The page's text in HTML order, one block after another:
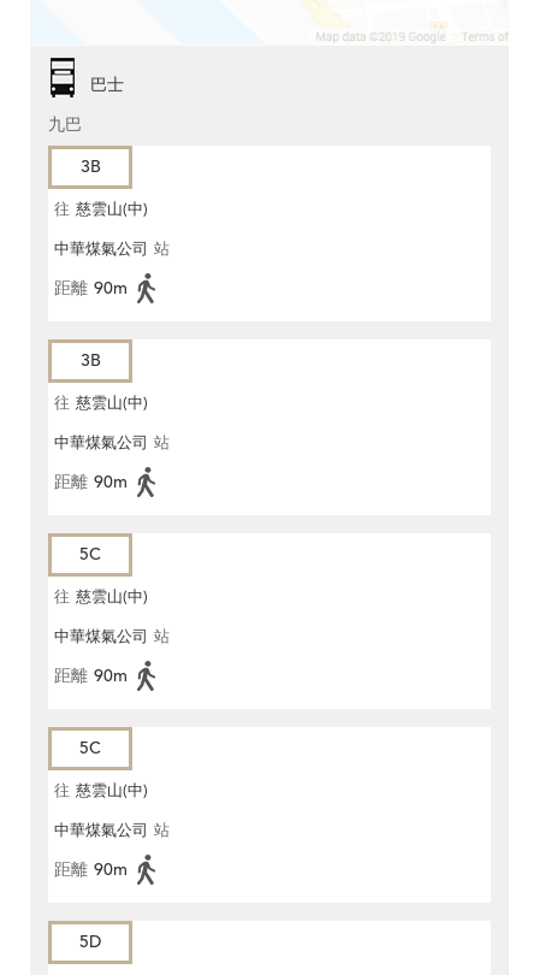
巴士
九巴
3B
往 慈雲山(中)
中華煤氣公司 站
距離 90m
3B
往 慈雲山(中)
中華煤氣公司 站
距離 90m
5C
往 慈雲山(中)
中華煤氣公司 站
距離 90m
5C
往 慈雲山(中)
中華煤氣公司 站
距離 90m
5D